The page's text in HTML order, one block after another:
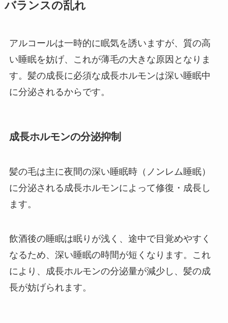
バランスの乱れ
アルコールは一時的に眠気を誘いますが、質の高
い睡眠を妨げ、これが薄毛の大きな原因となりま
す。髪の成長に必須な成長ホルモンは深い睡眠中
に分泌されるからです。
成長ホルモンの分泌抑制
髪の毛は主に夜間の深い睡眠時（ノンレム睡眠）
に分泌される成長ホルモンによって修復・成長し
ます。
飲酒後の睡眠は眠りが浅く、途中で目覚めやすく
なるため、深い睡眠の時間が短くなります。これ
により、成長ホルモンの分泌量が減少し、髪の成
長が妨げられます。